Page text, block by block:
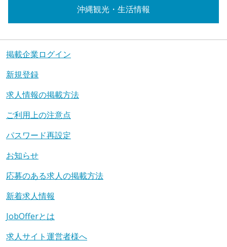
沖縄観光・生活情報
掲載企業ログイン
新規登録
求人情報の掲載方法
ご利用上の注意点
パスワード再設定
お知らせ
応募のある求人の掲載方法
新着求人情報
JobOfferとは
求人サイト運営者様へ